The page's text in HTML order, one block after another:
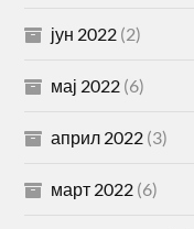
јун 2022 (2)
мај 2022 (6)
април 2022 (3)
март 2022 (6)